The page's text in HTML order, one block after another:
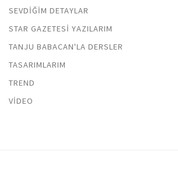
SEVDIĞIM DETAYLAR
STAR GAZETESI YAZILARIM
TANJU BABACAN'LA DERSLER
TASARIMLARIM
TREND
VIDEO